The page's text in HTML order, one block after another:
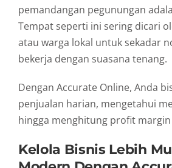
pemandangan pegunungan
Tempat seperti ini sering dicari
atau warga lokal untuk sekadar
bekerja dengan suasana tenang.
Dengan Accurate Online, Anda
penjualan harian, mengetahui
hingga menghitung profit
Kelola Bisnis Lebih